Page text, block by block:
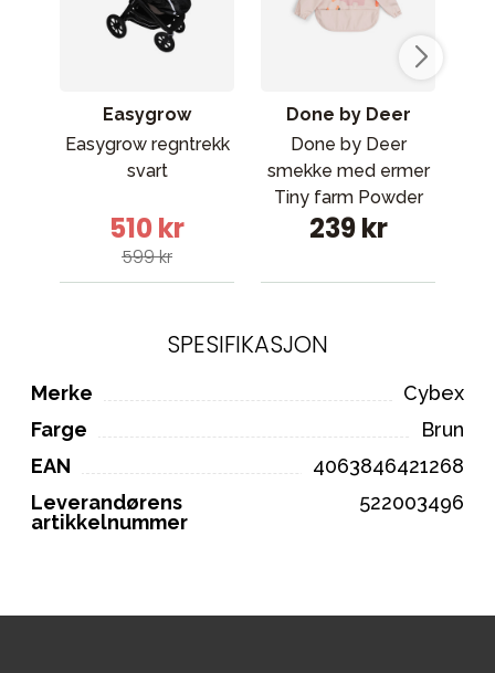
Easygrow
Easygrow regntrekk
svart
510 kr
599 kr
Done by Deer
Done by Deer
smekke med ermer
Tiny farm Powder
239 kr
SPESIFIKASJON
Merke
Cybex
Farge
Brun
EAN
4063846421268
Leverandørens
artikkelnummer
522003496